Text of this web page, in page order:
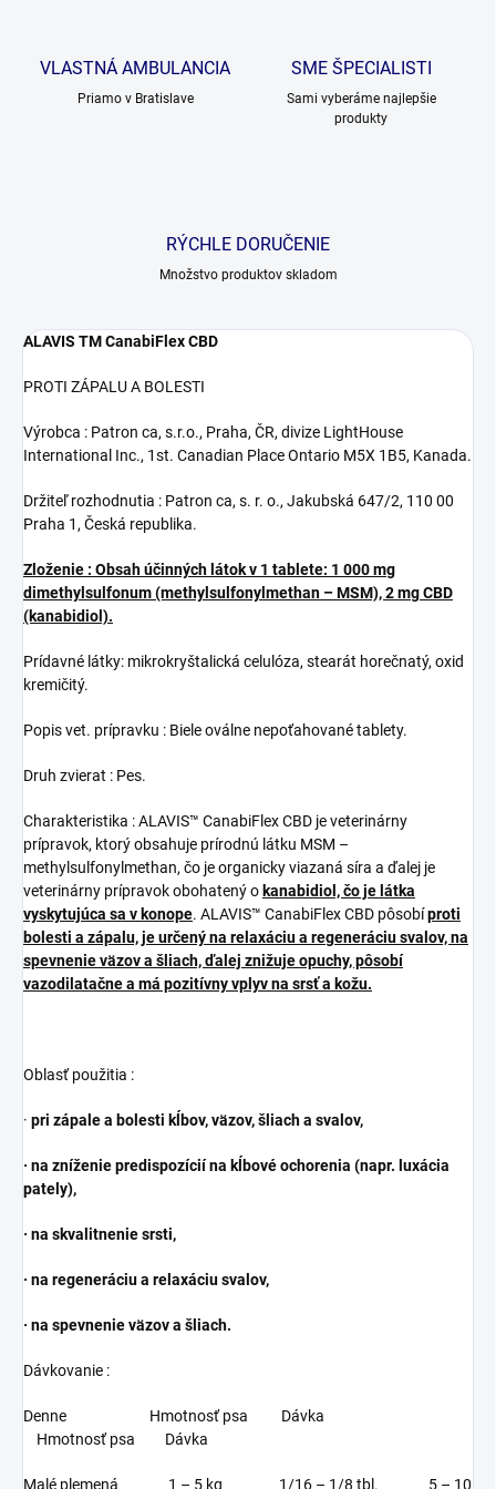
VLASTNÁ AMBULANCIA
Priamo v Bratislave
SME ŠPECIALISTI
Sami vyberáme najlepšie
produkty
RÝCHLE DORUČENIE
Množstvo produktov skladom
ALAVIS TM CanabiFlex CBD
PROTI ZÁPALU A BOLESTI
Výrobca : Patron ca, s.r.o., Praha, ČR, divize LightHouse
International Inc., 1st. Canadian Place Ontario M5X 1B5, Kanada.
Držiteľ rozhodnutia : Patron ca, s. r. o., Jakubská 647/2, 110 00
Praha 1, Česká republika.
Zloženie : Obsah účinných látok v 1 tablete: 1 000 mg
dimethylsulfonum (methylsulfonylmethan – MSM), 2 mg CBD
(kanabidiol).
Prídavné látky: mikrokryštalická celulóza, stearát horečnatý, oxid
kremičitý.
Popis vet. prípravku : Biele oválne nepoťahované tablety.
Druh zvierat : Pes.
Charakteristika : ALAVIS™ CanabiFlex CBD je veterinárny
prípravok, ktorý obsahuje prírodnú látku MSM –
methylsulfonylmethan, čo je organicky viazaná síra a ďalej je
veterinárny prípravok obohatený o kanabidiol, čo je látka
vyskytujúca sa v konope. ALAVIS™ CanabiFlex CBD pôsobíproti
bolesti a zápalu, je určený na relaxáciu a regeneráciu svalov, na
spevnenie väzov a šliach, ďalej znižuje opuchy, pôsobí
vazodilatačne a má pozitívny vplyv na srsť a kožu.
Oblasť použitia :
· pri zápale a bolesti kĺbov, väzov, šliach a svalov,
· na zníženie predispozícií na kĺbové ochorenia (napr. luxácia
pately),
· na skvalitnenie srsti,
· na regeneráciu a relaxáciu svalov,
· na spevnenie väzov a šliach.
Dávkovanie :
Denne Hmotnosť psa Dávka
Hmotnosť psa Dávka
Malé plemená 1 – 5 kg 1/16 – 1/8 tbl. 5 – 10